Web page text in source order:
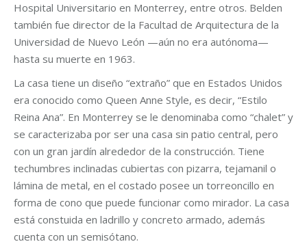
Hospital Universitario en Monterrey, entre otros. Belden
también fue director de la Facultad de Arquitectura de la
Universidad de Nuevo León —aún no era autónoma—
hasta su muerte en 1963.
La casa tiene un diseño “extraño” que en Estados Unidos
era conocido como Queen Anne Style, es decir, “Estilo
Reina Ana”. En Monterrey se le denominaba como “chalet” y
se caracterizaba por ser una casa sin patio central, pero
con un gran jardín alrededor de la construcción. Tiene
techumbres inclinadas cubiertas con pizarra, tejamanil o
lámina de metal, en el costado posee un torreoncillo en
forma de cono que puede funcionar como mirador. La casa
está constuida en ladrillo y concreto armado, además
cuenta con un semisótano.